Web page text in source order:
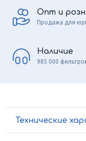
Опт и
Продажа для
Наличие
985 000
Технические